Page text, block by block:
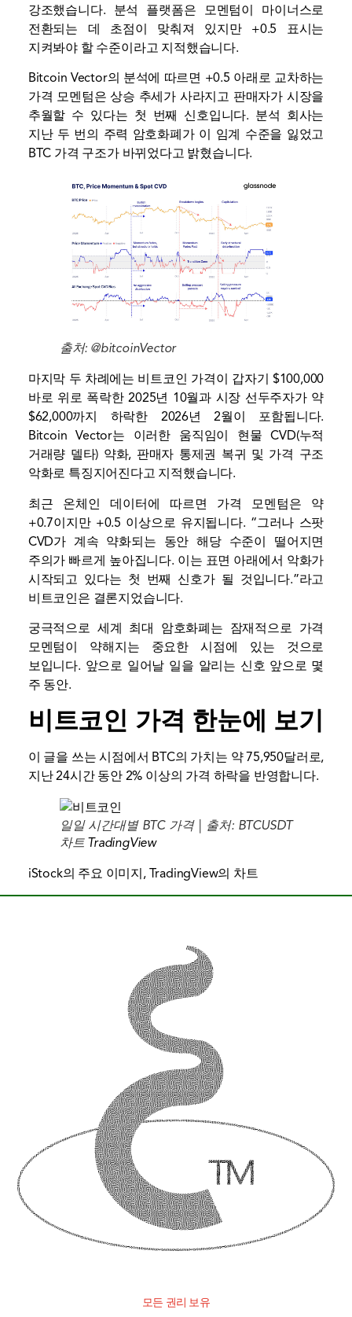
강조했습니다. 분석 플랫폼은 모멘텀이 마이너스로
전환되는 데 초점이 맞춰져 있지만 +0.5 표시는
지켜봐야 할 수준이라고 지적했습니다.
Bitcoin Vector의 분석에 따르면 +0.5 아래로 교차하는
가격 모멘텀은 상승 추세가 사라지고 판매자가 시장을
추월할 수 있다는 첫 번째 신호입니다. 분석 회사는
지난 두 번의 주력 암호화폐가 이 임계 수준을 잃었고
BTC 가격 구조가 바뀌었다고 밝혔습니다.
출처: @bitcoinVector
마지막 두 차례에는 비트코인 ​​가격이 갑자기 $100,000
바로 위로 폭락한 2025년 10월과 시장 선두주자가 약
$62,000까지 하락한 2026년 2월이 포함됩니다.
Bitcoin Vector는 이러한 움직임이 현물 CVD(누적
거래량 델타) 약화, 판매자 통제권 복귀 및 가격 구조
악화로 특징지어진다고 지적했습니다.
최근 온체인 데이터에 따르면 가격 모멘텀은 약
+0.7이지만 +0.5 이상으로 유지됩니다. “그러나 스팟
CVD가 계속 약화되는 동안 해당 수준이 떨어지면
주의가 빠르게 높아집니다. 이는 표면 아래에서 악화가
시작되고 있다는 첫 번째 신호가 될 것입니다.”라고
비트코인은 결론지었습니다.
궁극적으로 세계 최대 암호화폐는 잠재적으로 가격
모멘텀이 약해지는 중요한 시점에 있는 것으로
보입니다. 앞으로 일어날 일을 알리는 신호 앞으로 몇
주 동안.
비트코인 가격 한눈에 보기
이 글을 쓰는 시점에서 BTC의 가치는 약 75,950달러로,
지난 24시간 동안 2% 이상의 가격 하락을 반영합니다.
일일 시간대별 BTC 가격 | 출처: BTCUSDT
차트 TradingView
iStock의 주요 이미지, TradingView의 차트
모든 권리 보유